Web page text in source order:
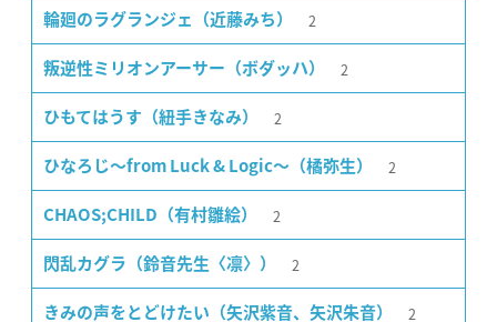
輪廻のラグランジェ（近藤みち） 2
叛逆性ミリオンアーサー（ボダッハ） 2
ひもてはうす（紐手きなみ） 2
ひなろじ〜from Luck & Logic〜（橘弥生） 2
CHAOS;CHILD（有村雛絵） 2
閃乱カグラ（鈴音先生〈凛〉） 2
きみの声をとどけたい（矢沢紫音、矢沢朱音） 2